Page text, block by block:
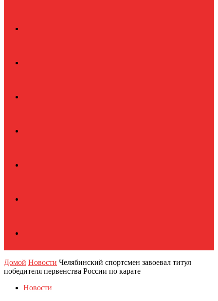
Домой Новости Челябинский спортсмен завоевал титул
победителя первенства России по карате
Новости